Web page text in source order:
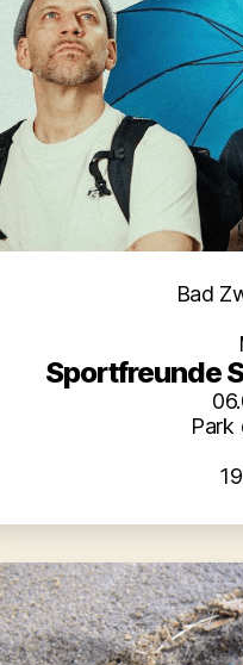
Bad
Sportfreunde
Park